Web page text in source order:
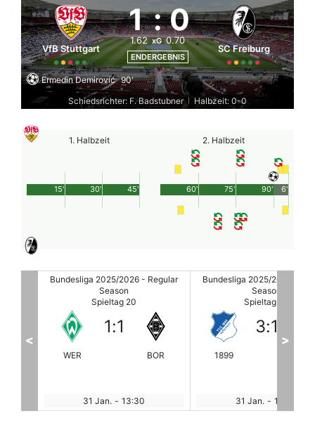
VfB Stuttgart
1 :0
1.62 xG 0.70
ENDERGEBNIS
SC Freiburg
Ermedin Demirović 90'
Schiedsrichter: F. Badstubner
Halbzeit: 0-0
1. Halbzeit
45'
15' 30'
2. Halbzeit
90'
60' 75' 6'
Bundesliga 2025/2026 - Regular
Season
Spieltag 20
1899
3:1
UNION
31 Jan. - 13:30
Bundesliga 2025/2026 -
Season
Spieltag 20
FRA
1:3
31 Jan. - 13:30
< >